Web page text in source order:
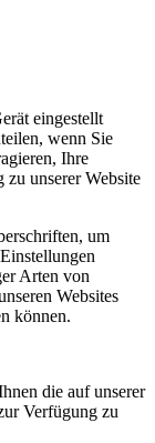
eingestellt
wenn Sie
Ihre
zu unserer Website
um
Arten von
Websites
können.
die auf unserer
Verfügung zu